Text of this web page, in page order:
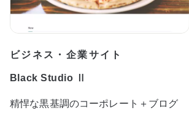
ビジネス・企業サイト
Black Studio Ⅱ
精悍な黒基調のコーポレート＋ブログ